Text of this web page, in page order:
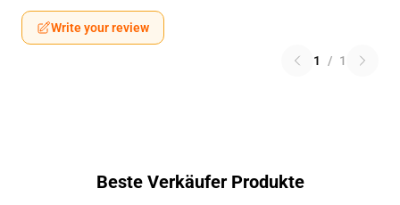
Write your review
1 / 1
Beste Verkäufer Produkte